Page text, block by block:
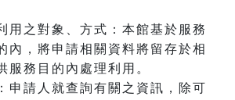
用之對象、方式：本館基於服務
內，將申請相關資料將留存於相
服務目的內處理利用。
申請人就查詢有關之資訊，除可